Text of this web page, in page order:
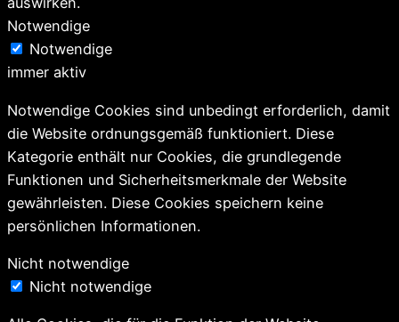
Notwendige
Notwendige
immer aktiv
Notwendige Cookies sind unbedingt erforderlich, damit
die Website ordnungsgemäß funktioniert. Diese
Kategorie enthält nur Cookies, die grundlegende
Funktionen und Sicherheitsmerkmale der Website
gewährleisten. Diese Cookies speichern keine
persönlichen Informationen.
Nicht notwendige
Nicht notwendige